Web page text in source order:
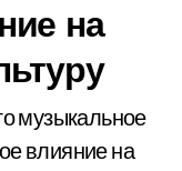
на
музыкальное
влияние на